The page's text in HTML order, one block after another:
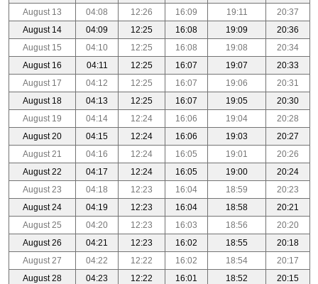
August 13
04:08 12:26 16:09 19:11
20:37
August 14
04:09 12:25 16:08 19:09
20:36
August 15
04:10 12:25 16:08 19:08
20:34
August 16
04:11 12:25 16:07 19:07
20:33
August 17
04:12 12:25 16:07 19:06
20:31
August 18
04:13 12:25 16:07 19:05
20:30
August 19
04:14 12:24 16:06 19:04
20:28
August 20
04:15 12:24 16:06 19:03
20:27
August 21
04:16 12:24 16:05 19:01
20:26
August 22
04:17 12:24 16:05 19:00
20:24
August 23
04:18 12:23 16:04 18:59
20:23
August 24
04:19 12:23 16:04 18:58
20:21
August 25
04:20 12:23 16:03 18:56
20:20
August 26
04:21 12:23 16:02 18:55
20:18
August 27
04:22 12:22 16:02 18:54
20:17
August 28
04:23 12:22 16:01 18:52
20:15